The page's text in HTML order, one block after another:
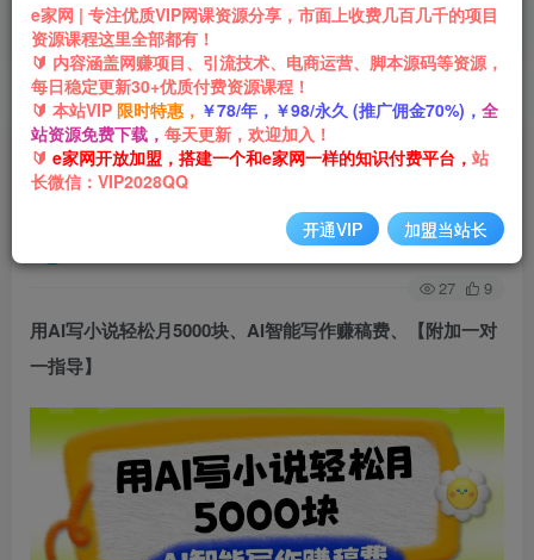
推广返利 70%
专属链接提现快
加盟本站 躺赚
首页 网创项目 AI技术 正文
用AI写小说轻松月5000块、AI智能写作赚稿费、
【附加一对一指导】
关注 私信
27 9
用AI写小说轻松月5000块、AI智能写作赚稿费、【附加一对
一指导】
e家网 | 专注优质VIP网课资源分享，市面上收费几百几千的项目
资源课程这里全部都有！
🔰 内容涵盖网赚项目、引流技术、电商运营、脚本源码等资源，
每日稳定更新30+优质付费资源课程！
🔰 本站VIP 限时特惠， ￥78/年，￥98/永久 (推广佣金70%)， 全
站资源免费下载， 每天更新，欢迎加入！
🔰 e家网开放加盟，搭建一个和e家网一样的知识付费平台， 站
长微信：VIP2028QQ
开通VIP 加盟当站长